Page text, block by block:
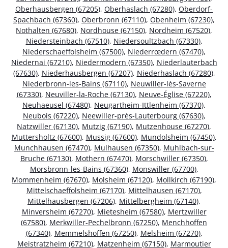
Oberhausbergen (67205), Oberhaslach (67280), Oberdorf-
Spachbach (67360), Oberbronn (67110), Obenheim (67230),
Nothalten (67680), Nordhouse (67150), Nordheim (67520),
Niedersteinbach (67510), Niedersoultzbach (67330),
Niederschaeffolsheim (67500), Niederrœdern (67470),
Niedernai (67210), Niedermodern (67350), Niederlauterbach
(67630), Niederhausbergen (67207), Niederhaslach (67280),
Niederbronn-les-Bains (67110), Neuwiller-lès-Saverne
(67330), Neuviller-la-Roche (67130), Neuve-Église (67220),
Neuhaeusel (67480), Neugartheim-Ittlenheim (67370),
Neubois (67220), Neewiller-près-Lauterbourg (67630),
Natzwiller (67130), Mutzig (67190), Mutzenhouse (67270),
Muttersholtz (67600), Mussig (67600), Mundolsheim (67450),
Munchhausen (67470), Mulhausen (67350), Muhlbach-sur-
Bruche (67130), Mothern (67470), Morschwiller (67350),
Morsbronn-les-Bains (67360), Monswiller (67700),
Mommenheim (67670), Molsheim (67120), Mollkirch (67190),
Mittelschaeffolsheim (67170), Mittelhausen (67170),
Mittelhausbergen (67206), Mittelbergheim (67140),
Minversheim (67270), Mietesheim (67580), Mertzwiller
(67580), Merkwiller-Pechelbronn (67250), Menchhoffen
(67340), Memmelshoffen (67250), Melsheim (67270),
Meistratzheim (67210), Matzenheim (67150), Marmoutier